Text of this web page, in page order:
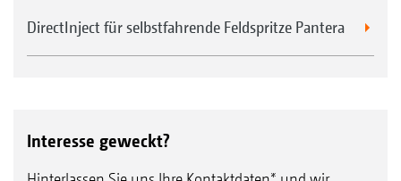
DirectInject für selbstfahrende Feldspritze Pantera
Interesse geweckt?